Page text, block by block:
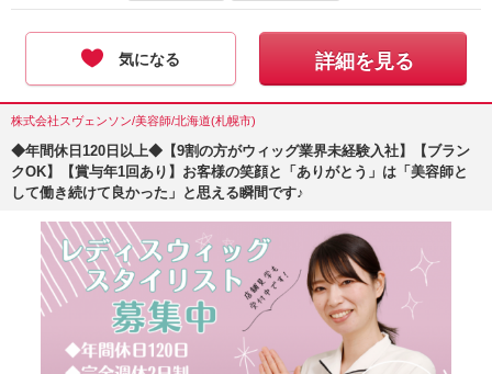
気になる 詳細を見る
株式会社スヴェンソン/美容師/北海道(札幌市)
◆年間休日120日以上◆【9割の方がウィッグ業界未経験入社】【ブラン
クOK】【賞与年1回あり】お客様の笑顔と「ありがとう」は「美容師と
して働き続けて良かった」と思える瞬間です♪